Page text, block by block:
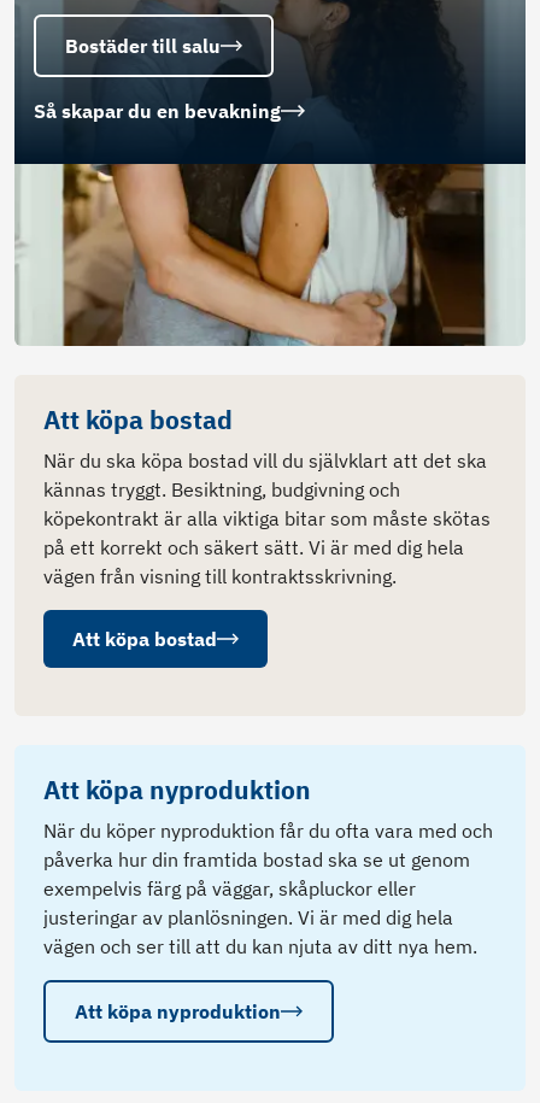
Bostäder till salu
Så skapar du en bevakning
Att köpa bostad
När du ska köpa bostad vill du självklart att det ska
kännas tryggt. Besiktning, budgivning och
köpekontrakt är alla viktiga bitar som måste skötas
på ett korrekt och säkert sätt. Vi är med dig hela
vägen från visning till kontraktsskrivning.
Att köpa bostad
Att köpa nyproduktion
När du köper nyproduktion får du ofta vara med och
påverka hur din framtida bostad ska se ut genom
exempelvis färg på väggar, skåpluckor eller
justeringar av planlösningen. Vi är med dig hela
vägen och ser till att du kan njuta av ditt nya hem.
Att köpa nyproduktion